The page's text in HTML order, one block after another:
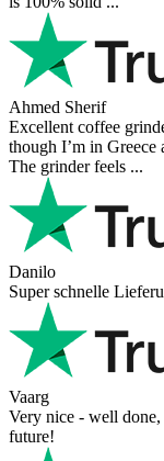
Ahmed Sherif
Excellent coffee
though I’m in Greece
The grinder feels ...
Danilo
Super schnelle
Vaarg
Very nice - well
future!